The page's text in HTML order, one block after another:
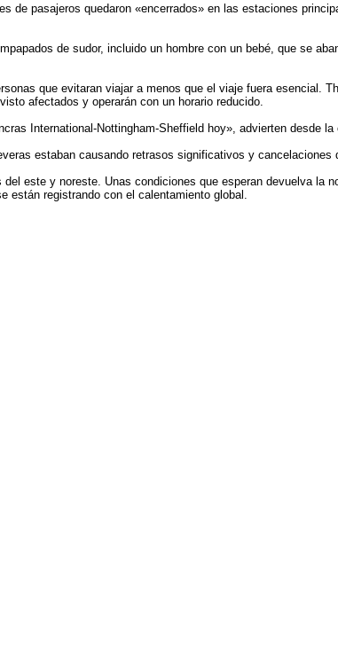
pasajeros quedaron «encerrados» en las estaciones
de sudor, incluido un hombre con un bebé, que se
que evitaran viajar a menos que el viaje fuera esencial.
afectados y operarán con un horario reducido.
International-Nottingham-Sheffield hoy», advierten desde la
estaban causando retrasos significativos y cancelaciones
este y noreste. Unas condiciones que esperan devuelva la
registrando con el calentamiento global.